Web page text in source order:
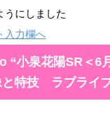
うにしました
入力欄へ
“小泉花陽SR＜
と特技 ラブライ